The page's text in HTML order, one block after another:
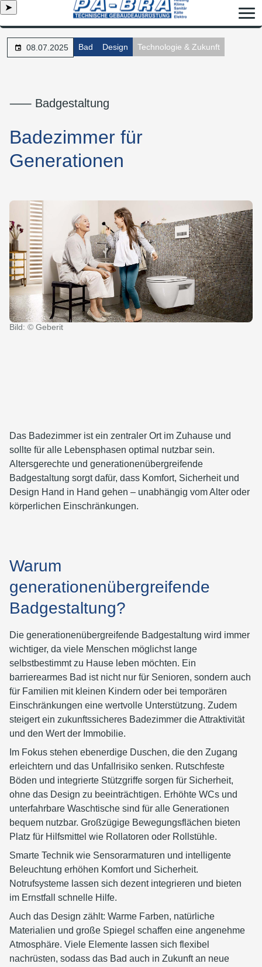
➤
08.07.2025 Bad Design Technologie & Zukunft
⸺ Badgestaltung
Badezimmer für
Generationen
Bild: © Geberit
Das Badezimmer ist ein zentraler Ort im Zuhause und
sollte für alle Lebensphasen optimal nutzbar sein.
Altersgerechte und generationenübergreifende
Badgestaltung sorgt dafür, dass Komfort, Sicherheit und
Design Hand in Hand gehen – unabhängig vom Alter oder
körperlichen Einschränkungen.
Warum
generationenübergreifende
Badgestaltung?
Die generationenübergreifende Badgestaltung wird immer
wichtiger, da viele Menschen möglichst lange
selbstbestimmt zu Hause leben möchten. Ein
barrierearmes Bad ist nicht nur für Senioren, sondern auch
für Familien mit kleinen Kindern oder bei temporären
Einschränkungen eine wertvolle Unterstützung. Zudem
steigert ein zukunftssicheres Badezimmer die Attraktivität
und den Wert der Immobilie.
Im Fokus stehen ebenerdige Duschen, die den Zugang
erleichtern und das Unfallrisiko senken. Rutschfeste
Böden und integrierte Stützgriffe sorgen für Sicherheit,
ohne das Design zu beeinträchtigen. Erhöhte WCs und
unterfahrbare Waschtische sind für alle Generationen
bequem nutzbar. Großzügige Bewegungsflächen bieten
Platz für Hilfsmittel wie Rollatoren oder Rollstühle.
Smarte Technik wie Sensorarmaturen und intelligente
Beleuchtung erhöhen Komfort und Sicherheit.
Notrufsysteme lassen sich dezent integrieren und bieten
im Ernstfall schnelle Hilfe.
Auch das Design zählt: Warme Farben, natürliche
Materialien und große Spiegel schaffen eine angenehme
Atmosphäre. Viele Elemente lassen sich flexibel
nachrüsten, sodass das Bad auch in Zukunft an neue